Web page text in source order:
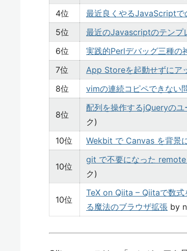
4位
最近良くやるJavaScriptで
5位
最近のJavascriptのテンプ
6位
実践的Perlデバッグ三種の
7位
App Storeを起動せずにア
8位
vimの連続コピペできない
8位
配列を操作するjQueryの
ク)
10位
Wekbit で Canvas を背景
10位
git で不要になった
ク)
10位
TeX on Qiita – Qiitaで数式
る魔法のブラウザ拡張 by